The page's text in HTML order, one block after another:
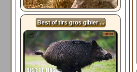
Best of tirs gros gibier ...